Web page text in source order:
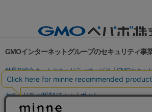
GMOインターネットグループのセキュリティ事
世界初総合ネットセキュリティサービス「GMOセキュ
パスワード漏洩診断
Webサイトリスク診断
セキュリティ相談AIチャットボット
実在証明・盗聴対策